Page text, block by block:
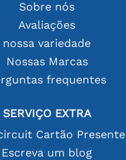
Sobre nós
Avaliações
nossa variedade
Nossas Marcas
frequentes
SERVIÇO EXTRA
Cartão Presente
Escreva um blog